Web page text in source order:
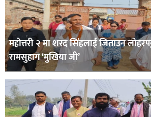
महोत्तरी २ मा शरद सिंहलाई जिताउन
रामसुहाग ‘मुखिया जी’